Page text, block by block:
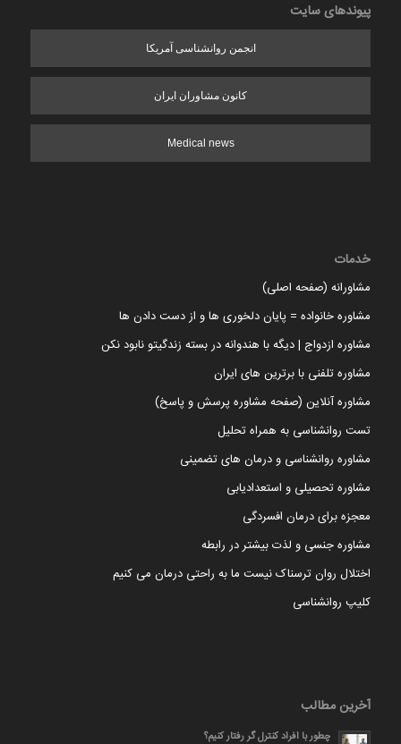
پیوندهای سایت
انجمن روانشناسی آمریکا
کانون مشاوران ایران
Medical news
خدمات
مشاورانه (صفحه اصلی)
مشاوره خانواده = پایان دلخوری ها و از دست دادن ها
مشاوره ازدواج | دیگه با هندوانه در بسته زندگیتو نابود نکن
مشاوره تلفنی با برترین های ایران
مشاوره آنلاین (صفحه مشاوره پرسش و پاسخ)
تست روانشناسی به همراه تحلیل
مشاوره روانشناسی و درمان های تضمینی
مشاوره تحصیلی و استعدادیابی
معجزه برای درمان افسردگی
مشاوره جنسی و لذت بیشتر در رابطه
اختلال روان ترسناک نیست ما به راحتی درمان می کنیم
کلیپ روانشناسی
آخرین مطالب
چطور با افراد کنترل گر رفتار کنیم؟